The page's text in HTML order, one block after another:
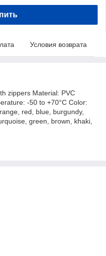
Условия возврата
zippers Material: PVC
-50 to +70°C Color:
red, blue, burgundy,
green, brown, khaki,